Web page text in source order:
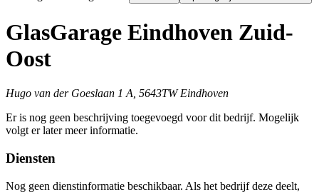
GlasGarage Eindhoven Zuid-
Oost
Hugo van der Goeslaan 1 A, 5643TW Eindhoven
Er is nog geen beschrijving toegevoegd voor dit bedrijf. Mogelijk
volgt er later meer informatie.
Diensten
Nog geen dienstinformatie beschikbaar. Als het bedrijf deze deelt,